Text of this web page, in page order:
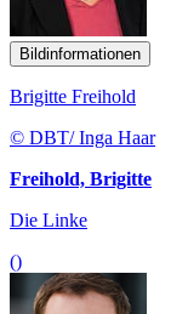
Bildinformationen
Brigitte Freihold
© DBT/ Inga Haar
Freihold, Brigitte
Die Linke
()